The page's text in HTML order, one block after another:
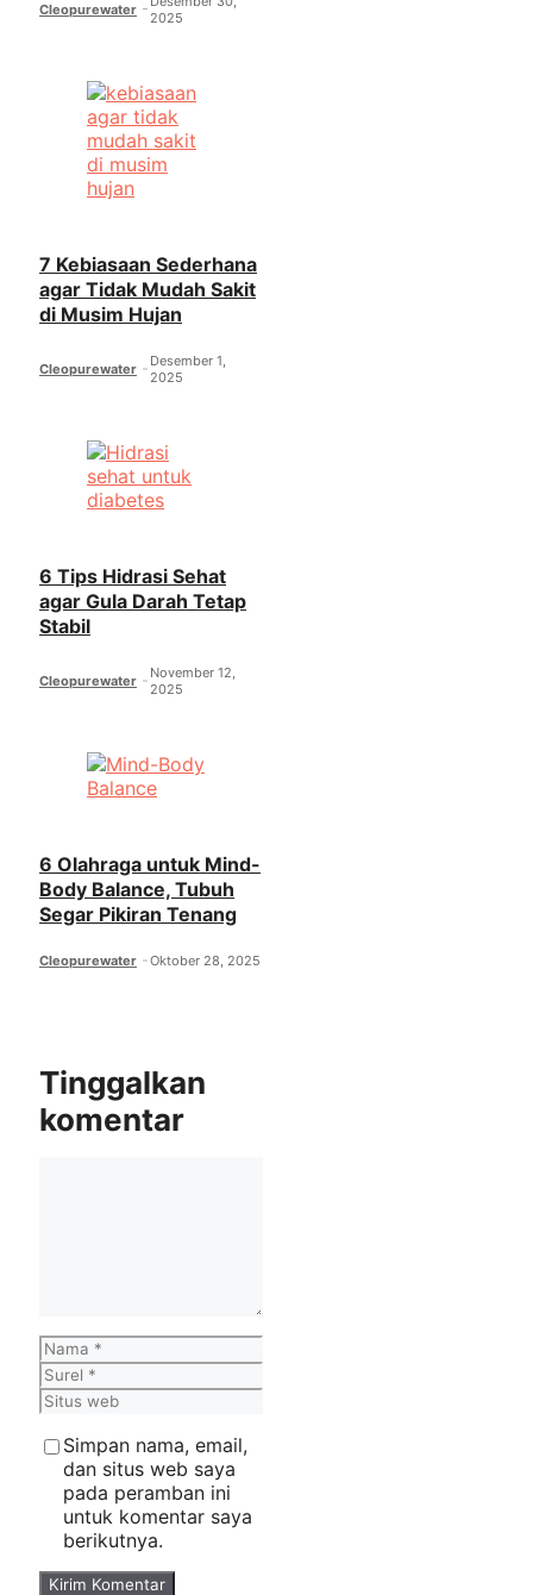
Cleopurewater
2025
7 Kebiasaan Sederhana
agar Tidak Mudah Sakit
di Musim Hujan
Cleopurewater
Desember 1,
2025
6 Tips Hidrasi Sehat
agar Gula Darah Tetap
Stabil
Cleopurewater
November 12,
2025
6 Olahraga untuk Mind-
Body Balance, Tubuh
Segar Pikiran Tenang
Cleopurewater Oktober 28, 2025
Tinggalkan
komentar
Nama
Surel
Situs
Simpan nama, email,
dan situs web saya
pada peramban ini
untuk komentar saya
berikutnya.